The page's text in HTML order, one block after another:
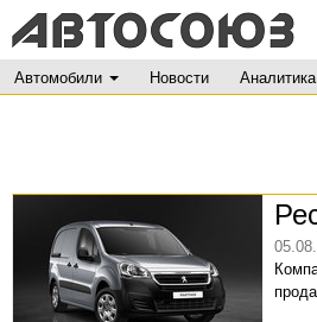
Автомобили Новости Аналитика